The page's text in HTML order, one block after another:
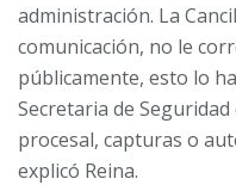
administración. La
comunicación, no le
públicamente, esto lo
Secretaria de
procesal, capturas o
explicó Reina.